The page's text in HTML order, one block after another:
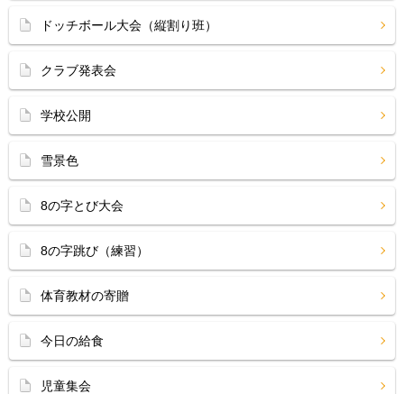
ドッチボール大会（縦割り班）
クラブ発表会
学校公開
雪景色
8の字とび大会
8の字跳び（練習）
体育教材の寄贈
今日の給食
児童集会